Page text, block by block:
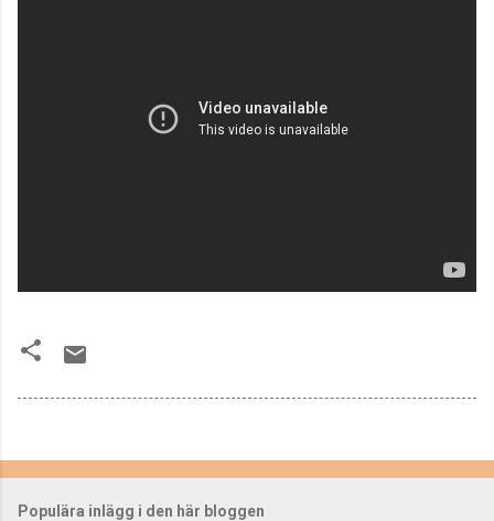
Populära inlägg i den här bloggen